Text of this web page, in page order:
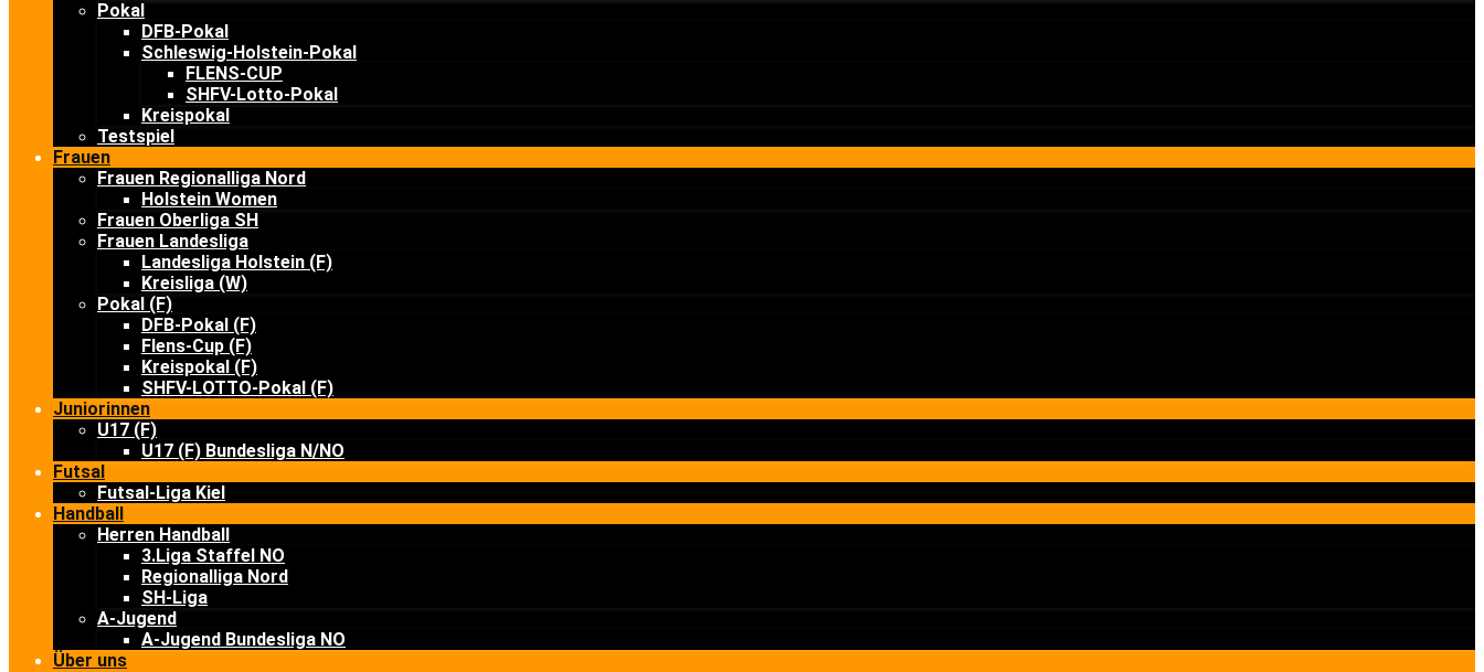
Pokal
DFB-Pokal
Schleswig-Holstein-Pokal
FLENS-CUP
SHFV-Lotto-Pokal
Kreispokal
Testspiel
Frauen
Frauen Regionalliga Nord
Holstein Women
Frauen Oberliga SH
Frauen Landesliga
Landesliga Holstein (F)
Kreisliga (W)
Pokal (F)
DFB-Pokal (F)
Flens-Cup (F)
Kreispokal (F)
SHFV-LOTTO-Pokal (F)
Juniorinnen
U17 (F)
U17 (F) Bundesliga N/NO
Futsal
Futsal-Liga Kiel
Handball
Herren Handball
3.Liga Staffel NO
Regionalliga Nord
SH-Liga
A-Jugend
A-Jugend Bundesliga NO
Über uns